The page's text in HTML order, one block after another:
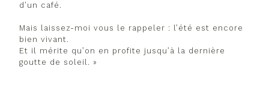
d’un café.
Mais laissez-moi vous le rappeler : l’été est encore
bien vivant.
Et il mérite qu’on en profite jusqu’à la dernière
goutte de soleil. »